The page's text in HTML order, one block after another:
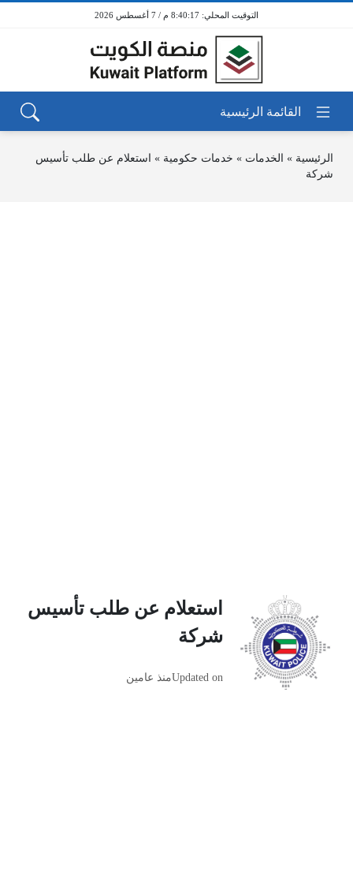
8:40:17 م / 7 أغسطس 2026
الرئيسية » الخدمات » خدمات حكومية » استعلام عن طلب تأسيس
شركة
استعلام عن طلب تأسيس
شركة
Updated onمنذ عامين